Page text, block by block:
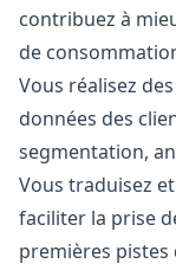
contribuez à
de
Vous réalisez
données des
segmentation,
Vous traduisez
faciliter la prise
premières pistes